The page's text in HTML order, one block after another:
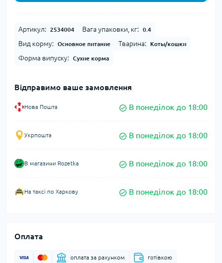
Артикул: 2534004 Вага упаковки, кг: 0.4
Вид корму: Основное питание Тварина: Коты/кошки
Форма випуску: Сухие корма
Відправимо ваше замовлення
Нова Пошта В понеділок до 18:00
Укрпошта В понеділок до 18:00
В магазини Rozetka В понеділок до 18:00
На таксі по Харкову В понеділок до 18:00
Оплата
оплата за рахунком готівкою